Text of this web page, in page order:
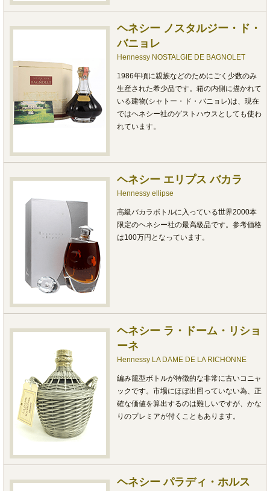
ヘネシー ノスタルジー・ド・
バニョレ
Hennessy NOSTALGIE DE BAGNOLET
1986年頃に親族などのためにごく少数のみ
生産された希少品です。箱の内側に描かれて
いる建物(シャトー・ド・バニョレ)は、現在
ではヘネシー社のゲストハウスとしても使わ
れています。
ヘネシー エリプス バカラ
Hennessy ellipse
高級バカラボトルに入っている世界2000本
限定のヘネシー社の最高級品です。参考価格
は100万円となっています。
ヘネシー ラ・ドーム・リショ
ーネ
Hennessy LA DAME DE LA RICHONNE
編み籠型ボトルが特徴的な非常に古いコニャ
ックです。市場にほぼ出回っていない為、正
確な価値を算出するのは難しいですが、かな
りのプレミアが付くこともあります。
ヘネシー パラディ・ホルス